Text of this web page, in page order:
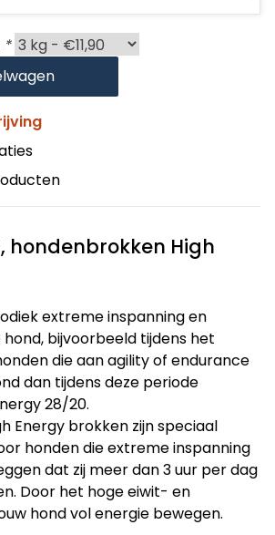
*
hondenbrokken High
extreme inspanning en
bijvoorbeeld tijdens het
die aan agility of endurance
dan tijdens deze periode
28/20.
Energy brokken zijn speciaal
honden die extreme inspanning
dat zij meer dan 3 uur per dag
Door het hoge eiwit- en
hond vol energie bewegen.